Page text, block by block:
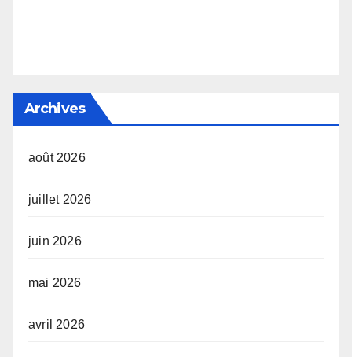
Archives
août 2026
juillet 2026
juin 2026
mai 2026
avril 2026